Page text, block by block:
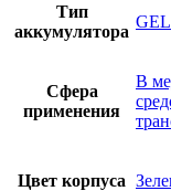
Тип
аккумулятора
GEL
Сфера
применения
В
Цвет корпуса